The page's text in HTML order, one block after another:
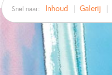
Snel naar: Inhoud Galerij